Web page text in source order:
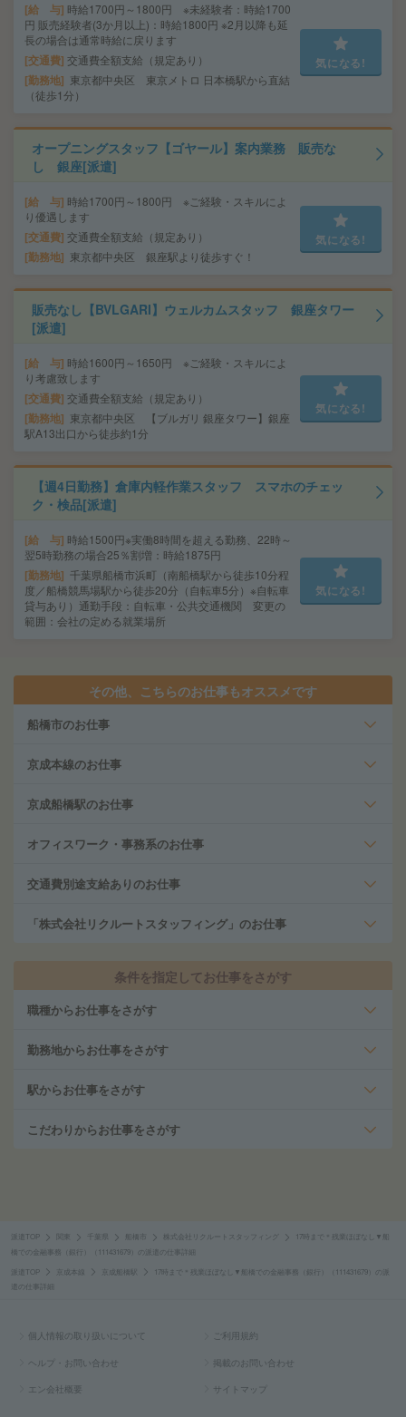
給 与 時給1700円～1800円 ※未経験者：時給1700
円 販売経験者(3か月以上)：時給1800円 ※2月以降も延
長の場合は通常時給に戻ります
交通費 交通費全額支給（規定あり）
勤務地
東京都中央区 東京メトロ 日本橋駅から直結
（徒歩1分）
気になる!
オープニングスタッフ【ゴヤール】案内業務 販売な
し 銀座[派遣]
給 与 時給1700円～1800円 ※ご経験・スキルによ
り優遇します
交通費 交通費全額支給（規定あり）
勤務地 東京都中央区 銀座駅より徒歩すぐ！
気になる!
販売なし【BVLGARI】ウェルカムスタッフ 銀座タワー
[派遣]
給 与 時給1600円～1650円 ※ご経験・スキルによ
り考慮致します
交通費 交通費全額支給（規定あり）
勤務地
東京都中央区 【ブルガリ 銀座タワー】銀座
駅A13出口から徒歩約1分
気になる!
【週4日勤務】倉庫内軽作業スタッフ スマホのチェッ
ク・検品[派遣]
給 与 時給1500円※実働8時間を超える勤務、22時～
翌5時勤務の場合25％割増：時給1875円
勤務地 千葉県船橋市浜町（南船橋駅から徒歩10分程
度／船橋競馬場駅から徒歩20分（自転車5分）※自転車
貸与あり）通勤手段：自転車・公共交通機関 変更の
範囲：会社の定める就業場所
気になる!
その他、こちらのお仕事もオススメです
船橋市のお仕事
京成本線のお仕事
京成船橋駅のお仕事
オフィスワーク・事務系のお仕事
交通費別途支給ありのお仕事
「株式会社リクルートスタッフィング」のお仕事
条件を指定してお仕事をさがす
職種からお仕事をさがす
勤務地からお仕事をさがす
駅からお仕事をさがす
こだわりからお仕事をさがす
派遣TOP 千葉県 船橋市 株式会社リクルートスタッフィング
17時まで＊残業ほぼなし▼船
橋での金融事務（銀行）（111431679）の派遣の仕事詳細
派遣TOP 京成本線 京成船橋駅
17時まで＊残業ほぼなし▼船橋での金融事務（銀行）（111431679）の派
遣の仕事詳細
個人情報の取り扱いについて ご利用規約
ヘルプ・お問い合わせ 掲載のお問い合わせ
エン会社概要 サイトマップ